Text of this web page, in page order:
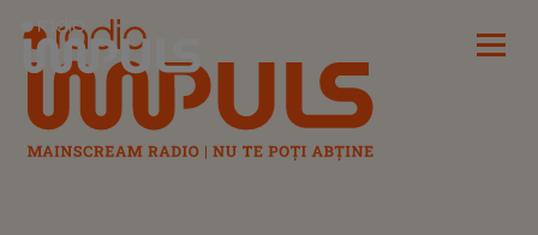
Radio Impuls